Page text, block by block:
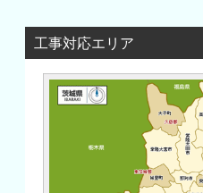
工事対応エリア